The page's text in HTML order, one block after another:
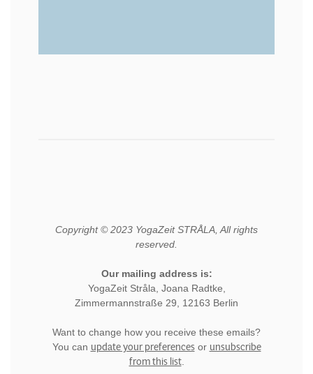
Copyright © 2023 YogaZeit STRÅLA, All rights
reserved.
Our mailing address is:
YogaZeit Stråla, Joana Radtke,
Zimmermannstraße 29, 12163 Berlin
Want to change how you receive these emails?
You can update your preferencesor unsubscribe
from this list.